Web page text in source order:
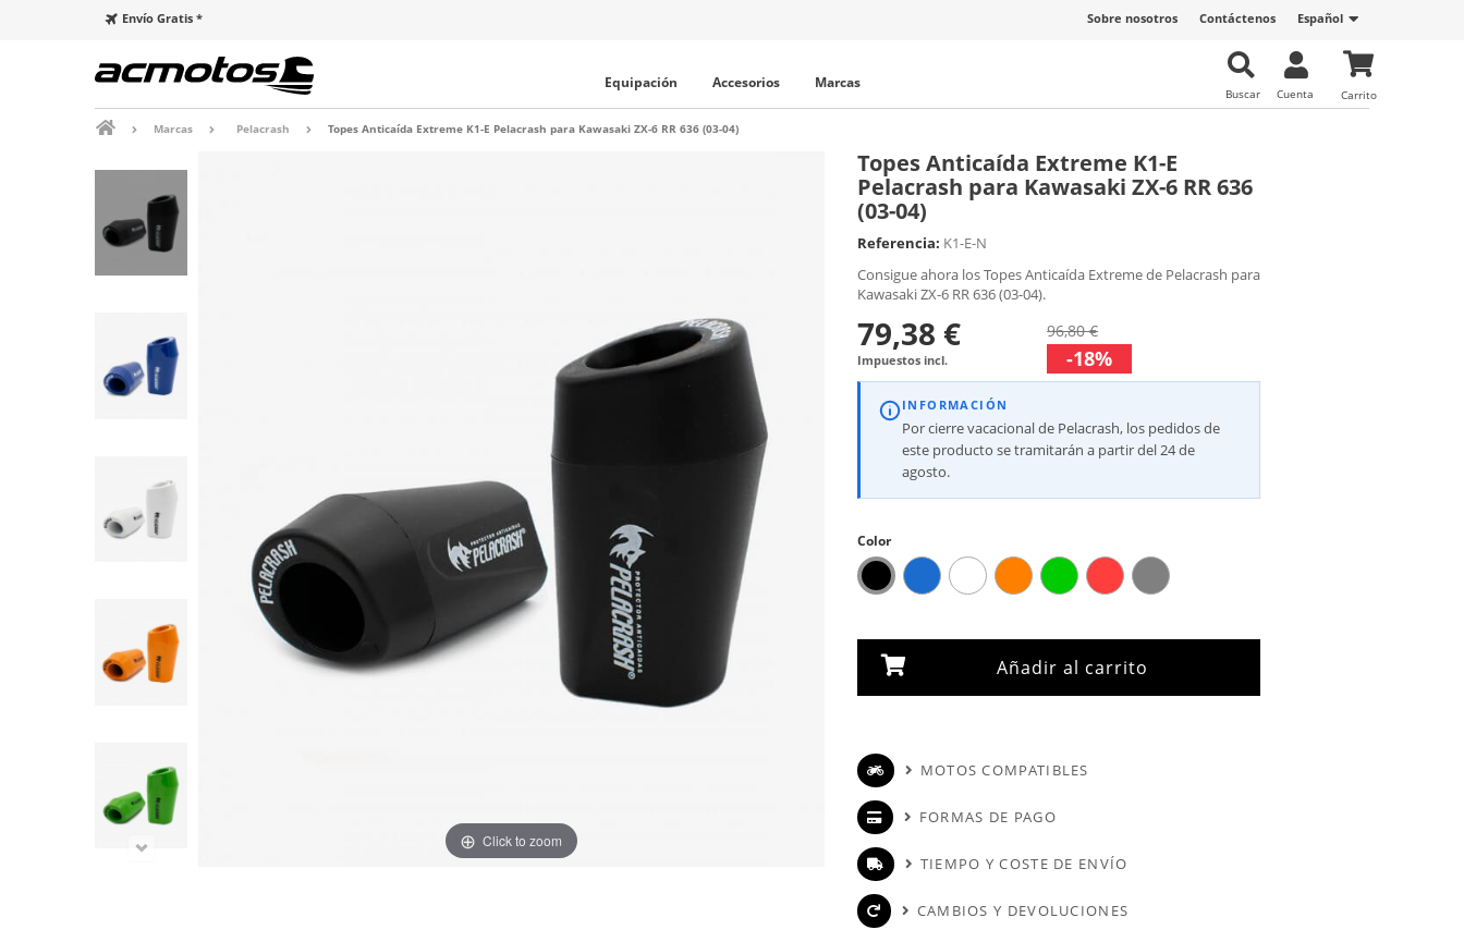
Español
Contáctenos
Sobre nosotros
Envío Gratis *
Carrito
Cuenta
Buscar
Equipación Accesorios Marcas
Marcas Pelacrash Topes Anticaída Extreme K1-E Pelacrash para Kawasaki ZX-6 RR 636 (03-04)
Click to zoom
Topes Anticaída Extreme K1-E
Pelacrash para Kawasaki ZX-6 RR 636
(03-04)
Referencia: K1-E-N
Consigue ahora los Topes Anticaída Extreme de Pelacrash para
Kawasaki ZX-6 RR 636 (03-04).
79,38 €
Impuestos incl.
96,80 €
-18%
INFORMACIÓN
Por cierre vacacional de Pelacrash, los pedidos de
este producto se tramitarán a partir del 24 de
agosto.
Color
Añadir al carrito
MOTOS COMPATIBLES
FORMAS DE PAGO
TIEMPO Y COSTE DE ENVÍO
CAMBIOS Y DEVOLUCIONES